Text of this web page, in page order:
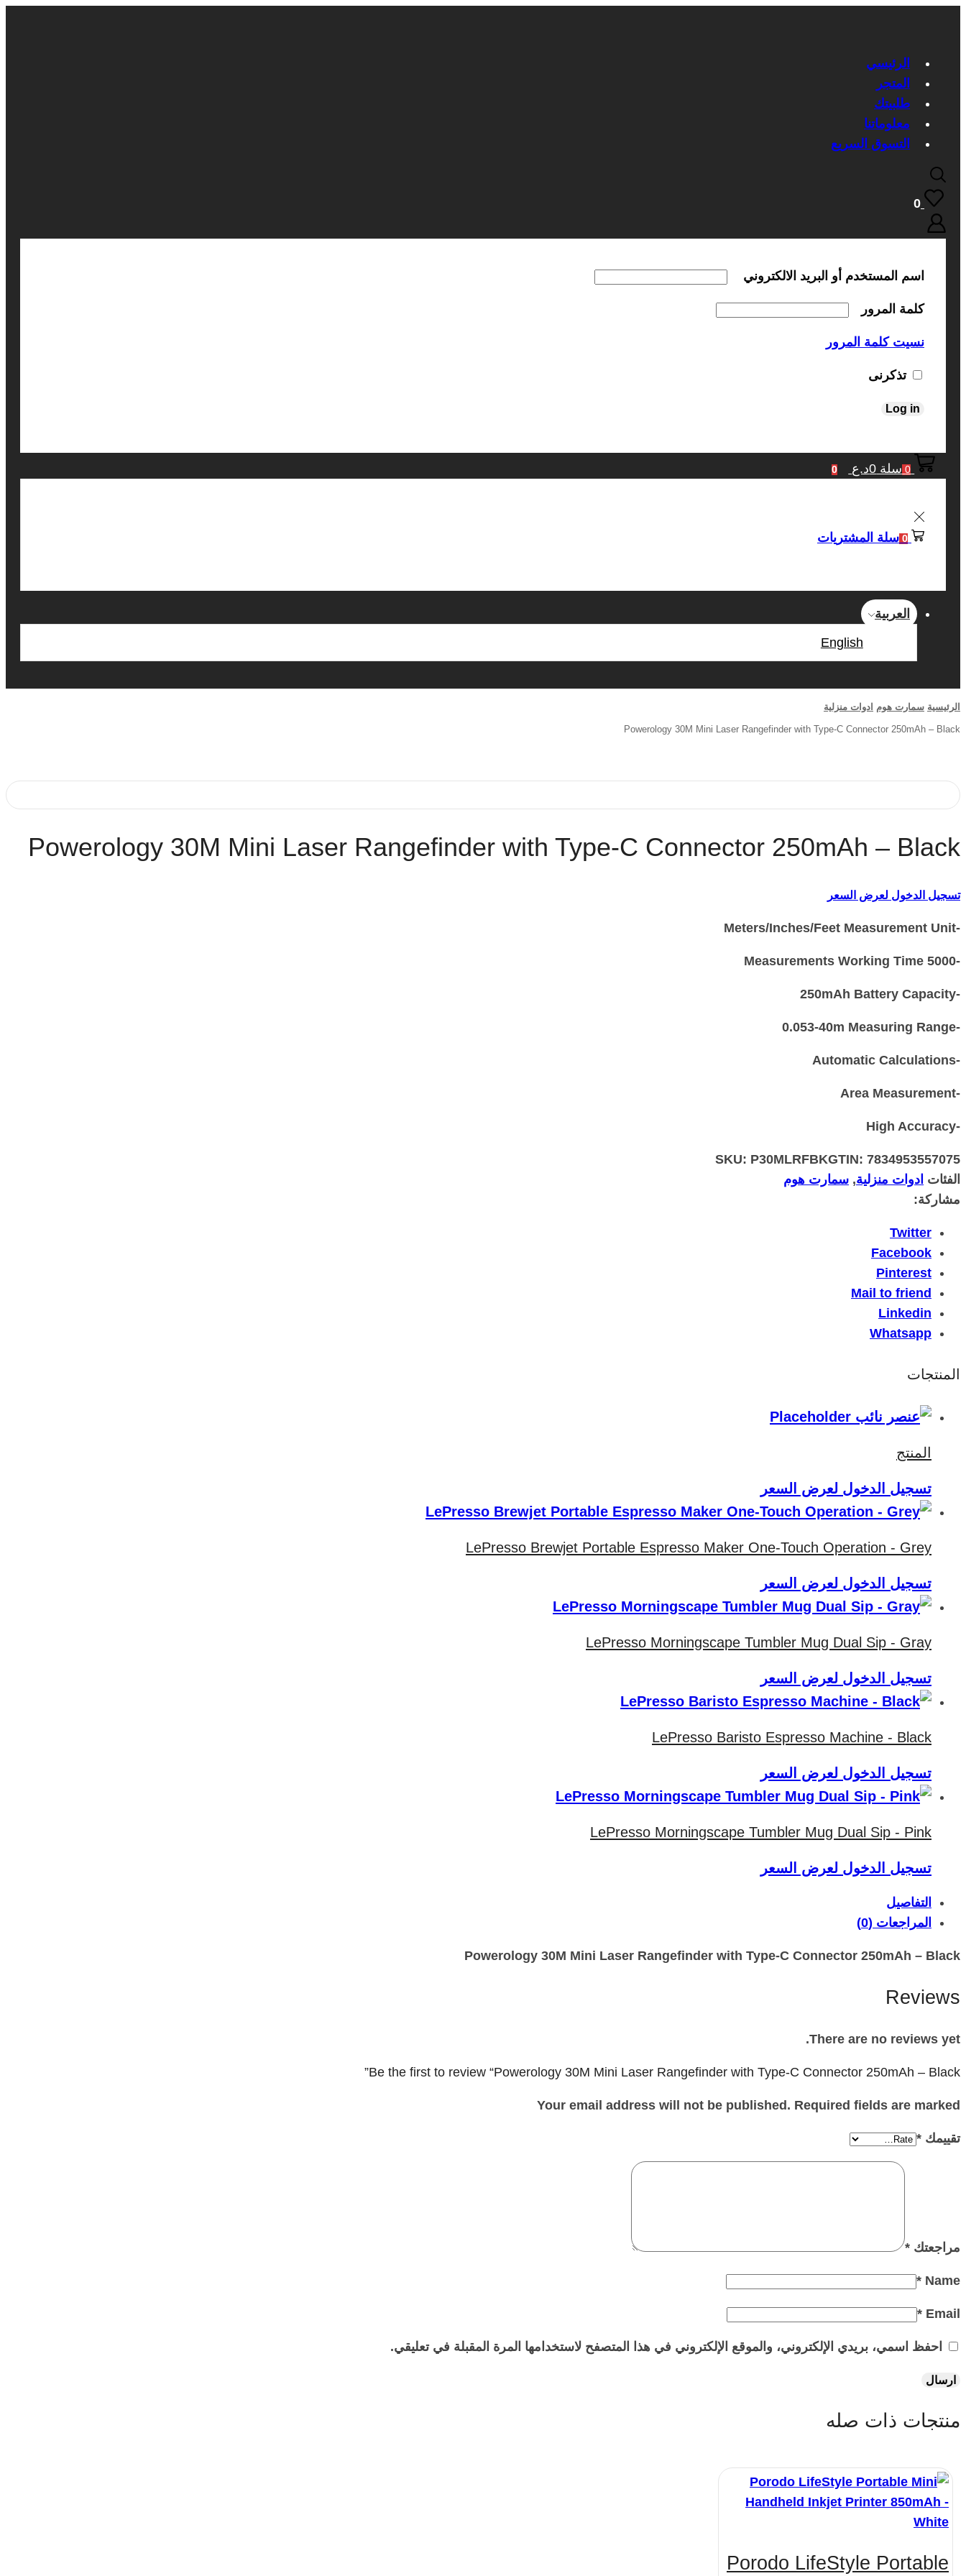
الرئيسي
المتجر
طلبيتك
معلوماتنا
التسوق السريع
0
اسم المستخدم أو البريد الالكتروني
كلمة المرور
نسيت كلمة المرور
تذكرنى
Log in
0 سلة 0د.ع 0
0 سلة المشتريات
العربية
English
الرئيسية سمارت هوم ادوات منزلية
Powerology 30M Mini Laser Rangefinder with Type-C Connector 250mAh – Black
Powerology 30M Mini Laser Rangefinder with Type-C Connector 250mAh – Black
تسجيل الدخول لعرض السعر
-Meters/Inches/Feet Measurement Unit
-5000 Measurements Working Time
-250mAh Battery Capacity
-0.053-40m Measuring Range
-Automatic Calculations
-Area Measurement
-High Accuracy
SKU: P30MLRFBKGTIN: 7834953557075
الفئات ادوات منزلية, سمارت هوم
مشاركة:
Twitter
Facebook
Pinterest
Mail to friend
Linkedin
Whatsapp
المنتجات
المنتج
تسجيل الدخول لعرض السعر
LePresso Brewjet Portable Espresso Maker One-Touch Operation - Grey
تسجيل الدخول لعرض السعر
LePresso Morningscape Tumbler Mug Dual Sip - Gray
تسجيل الدخول لعرض السعر
LePresso Baristo Espresso Machine - Black
تسجيل الدخول لعرض السعر
LePresso Morningscape Tumbler Mug Dual Sip - Pink
تسجيل الدخول لعرض السعر
التفاصيل
المراجعات (0)
Powerology 30M Mini Laser Rangefinder with Type-C Connector 250mAh – Black
Reviews
There are no reviews yet.
Be the first to review “Powerology 30M Mini Laser Rangefinder with Type-C Connector 250mAh – Black”
Your email address will not be published. Required fields are marked
تقييمك *
مراجعتك *
Name
*
Email
*
احفظ اسمي، بريدي الإلكتروني، والموقع الإلكتروني في هذا المتصفح لاستخدامها المرة المقبلة في تعليقي.
منتجات ذات صله
Porodo LifeStyle Portable